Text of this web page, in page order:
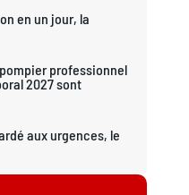
en un jour, la
professionnel
2027 sont
aux urgences, le